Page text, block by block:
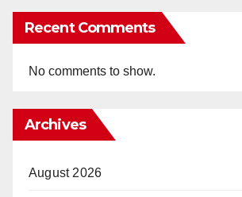
Recent Comments
No comments to show.
Archives
August 2026